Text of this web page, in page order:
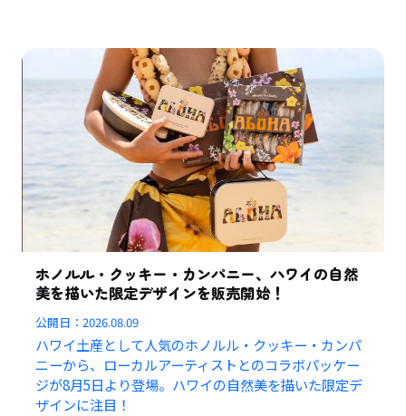
ホノルル・クッキー・カンパニー、ハワイの自然
美を描いた限定デザインを販売開始！
公開日：2026.08.09
ハワイ土産として人気のホノルル・クッキー・カンパ
ニーから、ローカルアーティストとのコラボパッケー
ジが8月5日より登場。ハワイの自然美を描いた限定デ
ザインに注目！